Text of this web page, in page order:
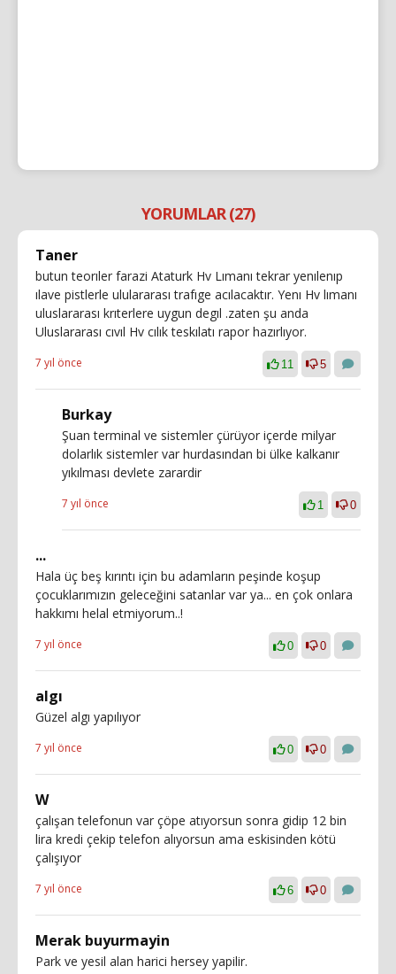
YORUMLAR (27)
Taner
butun teorıler farazi Ataturk Hv Lımanı tekrar yenılenıp
ılave pistlerle ululararası trafıge acılacaktır. Yenı Hv lımanı
uluslararası krıterlere uygun degıl .zaten şu anda
Uluslararası cıvıl Hv cılık teskılatı rapor hazırlıyor.
7 yıl önce 11 5
Burkay
Şuan terminal ve sistemler çürüyor içerde milyar
dolarlık sistemler var hurdasından bi ülke kalkanır
yıkılması devlete zarardir
7 yıl önce 1 0
...
Hala üç beş kırıntı için bu adamların peşinde koşup
çocuklarımızın geleceğini satanlar var ya... en çok onlara
hakkımı helal etmiyorum..!
7 yıl önce 0 0
algı
Güzel algı yapılıyor
7 yıl önce 0 0
W
çalışan telefonun var çöpe atıyorsun sonra gidip 12 bin
lira kredi çekip telefon alıyorsun ama eskisinden kötü
çalışıyor
7 yıl önce 6 0
Merak buyurmayin
Park ve yesil alan harici hersey yapilir.